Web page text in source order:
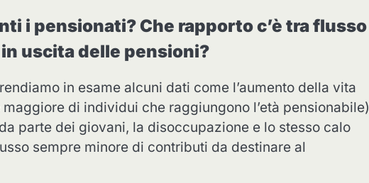
i pensionati? Che rapporto c’è tra flusso
uscita delle pensioni?
in esame alcuni dati come l’aumento della vita
di individui che raggiungono l’età pensionabile)
parte dei giovani, la disoccupazione e lo stesso calo
sempre minore di contributi da destinare al